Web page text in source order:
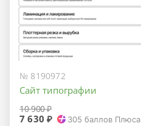
№ 8190972
Сайт типографии
10 900 ₽
7 630 ₽ 305 баллов Плюса